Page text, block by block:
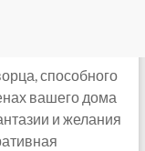
способного
вашего дома
и желания